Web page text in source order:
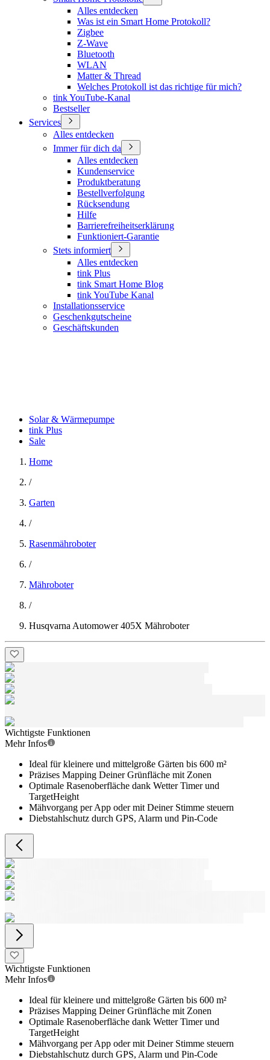
Alles entdecken
Was ist ein Smart Home Protokoll?
Zigbee
Z-Wave
Bluetooth
WLAN
Matter & Thread
Welches Protokoll ist das richtige für mich?
tink YouTube-Kanal
Bestseller
Services
Alles entdecken
Immer für dich da
Alles entdecken
Kundenservice
Produktberatung
Bestellverfolgung
Rücksendung
Hilfe
Barrierefreiheitserklärung
Funktioniert-Garantie
Stets informiert
Alles entdecken
tink Plus
tink Smart Home Blog
tink YouTube Kanal
Installationsservice
Geschenkgutscheine
Geschäftskunden
Solar & Wärmepumpe
tink Plus
Sale
Home
/
Garten
/
Rasenmähroboter
/
Mähroboter
/
Husqvarna Automower 405X Mähroboter
Wichtigste Funktionen
Mehr Infos
Ideal für kleinere und mittelgroße Gärten bis 600 m²
Präzises Mapping Deiner Grünfläche mit Zonen
Optimale Rasenoberfläche dank Wetter Timer und
TargetHeight
Mähvorgang per App oder mit Deiner Stimme steuern
Diebstahlschutz durch GPS, Alarm und Pin-Code
Wichtigste Funktionen
Mehr Infos
Ideal für kleinere und mittelgroße Gärten bis 600 m²
Präzises Mapping Deiner Grünfläche mit Zonen
Optimale Rasenoberfläche dank Wetter Timer und
TargetHeight
Mähvorgang per App oder mit Deiner Stimme steuern
Diebstahlschutz durch GPS, Alarm und Pin-Code